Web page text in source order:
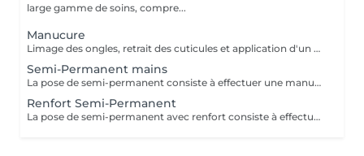
large gamme de soins, compre...
Manucure
Limage des ongles, retrait des cuticules et application d'un vernis protecteur si besoin.
Semi-Permanent mains
La pose de semi-permanent consiste à effectuer une manucure simple et poser un vernis semi-permanent sur les ongles naturels pour une tenue de 3 à 4 semaines. La dépose de semi-permanent consiste à retirer le semi-permanent présent sur les ongles. MERCI DE SÉLECTIONNER LES DÉCORATIONS EN SUPPLÉMENT (french, babyboomer, strass,) QUE VOUS SOUHAITEZ FAIRE À CHAQUE RENDEZ-VOUS.
Renfort Semi-Permanent
La pose de semi-permanent avec renfort consiste à effectuer une manucure simple et poser un vernis semi-permanent sur une base renforçante pour une tenue plus longue, sans casse, pour une tenue de 3 à 4 semaines. MERCI DE SÉLECTIONNER LES DÉCORATIONS EN SUPPLÉMENT (french, babyboomer, strass,) QUE VOUS SOUHAITEZ FAIRE À CHAQUE RENDEZ-VOUS.